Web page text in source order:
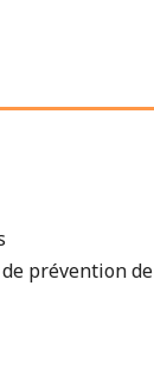
prévention de